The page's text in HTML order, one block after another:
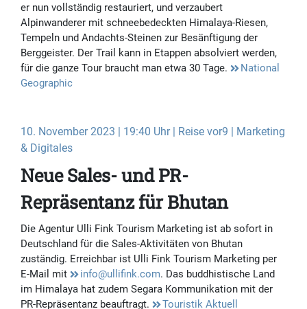
er nun vollständig restauriert, und verzaubert
Alpinwanderer mit schneebedeckten Himalaya-Riesen,
Tempeln und Andachts-Steinen zur Besänftigung der
Berggeister. Der Trail kann in Etappen absolviert werden,
für die ganze Tour braucht man etwa 30 Tage.
National
Geographic
10. November 2023 | 19:40 Uhr | Reise vor9 | Marketing
& Digitales
Neue Sales- und PR-
Repräsentanz für Bhutan
Die Agentur Ulli Fink Tourism Marketing ist ab sofort in
Deutschland für die Sales-Aktivitäten von Bhutan
zuständig. Erreichbar ist Ulli Fink Tourism Marketing per
E-Mail mit
info@ullifink.com. Das buddhistische Land
im Himalaya hat zudem Segara Kommunikation mit der
PR-Repräsentanz beauftragt.
Touristik Aktuell